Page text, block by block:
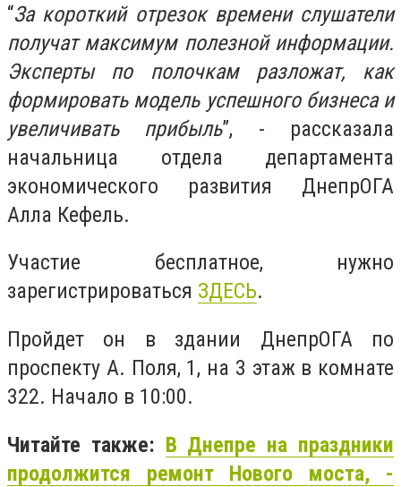
“За короткий отрезок времени слушатели
получат максимум полезной информации.
Эксперты по полочкам разложат, как
формировать модель успешного бизнеса и
увеличивать прибыль”, - рассказала
начальница отдела департамента
экономического развития ДнепрОГА
Алла Кефель.
Участие бесплатное, нужно
зарегистрироваться ЗДЕСЬ.
Пройдет он в здании ДнепрОГА по
проспекту А. Поля, 1, на 3 этаж в комнате
322. Начало в 10:00.
Читайте также: В Днепре на праздники
продолжится ремонт Нового моста, -